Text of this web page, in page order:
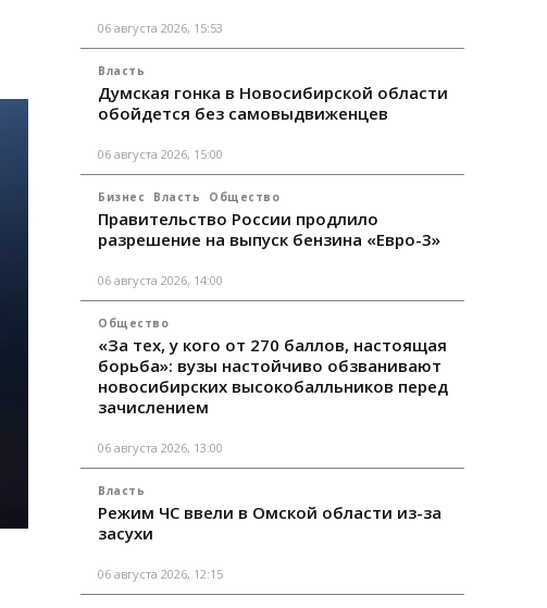
06 августа 2026, 15:53
Власть
Думская гонка в Новосибирской области
обойдется без самовыдвиженцев
06 августа 2026, 15:00
Бизнес Власть Общество
Правительство России продлило
разрешение на выпуск бензина «Евро-3»
06 августа 2026, 14:00
Общество
«За тех, у кого от 270 баллов, настоящая
борьба»: вузы настойчиво обзванивают
новосибирских высокобалльников перед
зачислением
06 августа 2026, 13:00
Власть
Режим ЧС ввели в Омской области из-за
засухи
06 августа 2026, 12:15